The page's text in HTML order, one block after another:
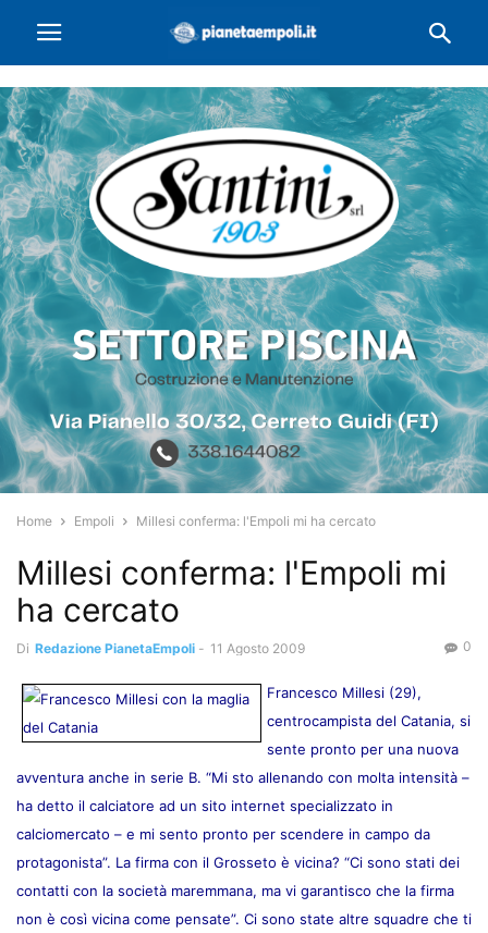
Home Empoli Millesi conferma: l'Empoli mi ha cercato
Millesi conferma: l'Empoli mi
ha cercato
Di Redazione PianetaEmpoli - 11 Agosto 2009 0
Francesco Millesi (29),
centrocampista del Catania, si
sente pronto per una nuova
avventura anche in serie B. “Mi sto allenando con molta intensità –
ha detto il calciatore ad un sito internet specializzato in
calciomercato – e mi sento pronto per scendere in campo da
protagonista”. La firma con il Grosseto è vicina? “Ci sono stati dei
contatti con la società maremmana, ma vi garantisco che la firma
non è così vicina come pensate”. Ci sono state altre squadre che ti